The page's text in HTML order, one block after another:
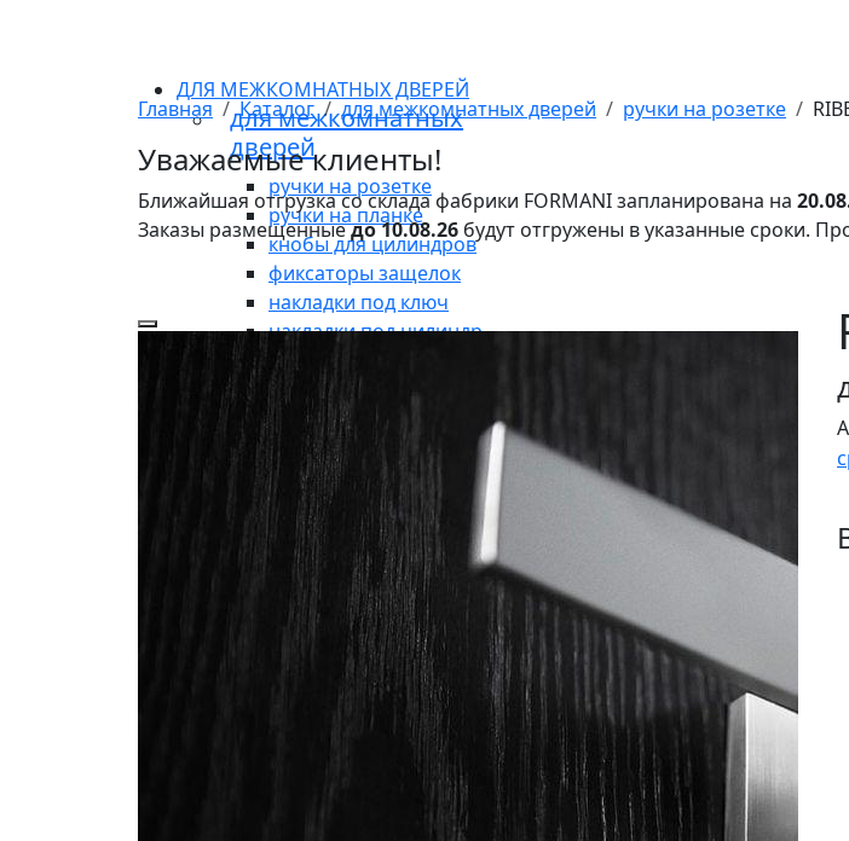
ДЛЯ МЕЖКОМНАТНЫХ ДВЕРЕЙ
для межкомнатных
дверей
ручки на розетке
ручки на планке
кнобы для цилиндров
фиксаторы защелок
накладки под ключ
накладки под цилиндр
аксессуары
накладки-заглушки
ДЛЯ ВХОДНЫХ ГРУПП
для входных групп
ручки-кнобы
рукоятки без розетки
броне-накладки
броне-пластина
кнопки дверного звонка
дверные молотки
почтовые пластины
почтовые ящики
указатели
оконная фурнитура
Главная Каталог для межкомнатных дверей ручки на розетке
Уважаемые клиенты!
Ближайшая отгрузка со склада фабрики FORMANI запланирована на
Заказы размещенныедо 10.08.26 будут отгружены в указанные сроки.